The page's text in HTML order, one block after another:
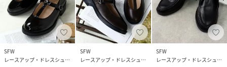
SFW
レースアップ・ドレスシューズ
SFW
レースアップ・ドレスシューズ
SFW
レースアップ・ドレスシューズ